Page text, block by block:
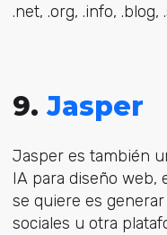
.net, .org, .info,
9. Jasper
Jasper es también
IA para diseño web,
se quiere es
sociales u otra